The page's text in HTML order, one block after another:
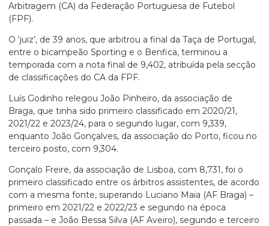
Arbitragem (CA) da Federação Portuguesa de Futebol
(FPF).
O ‘juiz’, de 39 anos, que arbitrou a final da Taça de Portugal,
entre o bicampeão Sporting e o Benfica, terminou a
temporada com a nota final de 9,402, atribuída pela secção
de classificações do CA da FPF.
Luís Godinho relegou João Pinheiro, da associação de
Braga, que tinha sido primeiro classificado em 2020/21,
2021/22 e 2023/24, para o segundo lugar, com 9,339,
enquanto João Gonçalves, da associação do Porto, ficou no
terceiro posto, com 9,304.
Gonçalo Freire, da associação de Lisboa, com 8,731, foi o
primeiro classificado entre os árbitros assistentes, de acordo
com a mesma fonte, superando Luciano Maia (AF Braga) –
primeiro em 2021/22 e 2022/23 e segundo na época
passada – e João Bessa Silva (AF Aveiro), segundo e terceiro